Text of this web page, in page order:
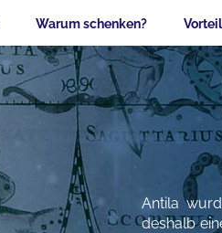
Warum schenken?
Antila
deshalb